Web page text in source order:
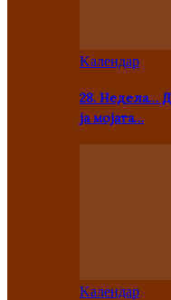
Kалендар
28. Недела…
ја мојата…
Kалендар